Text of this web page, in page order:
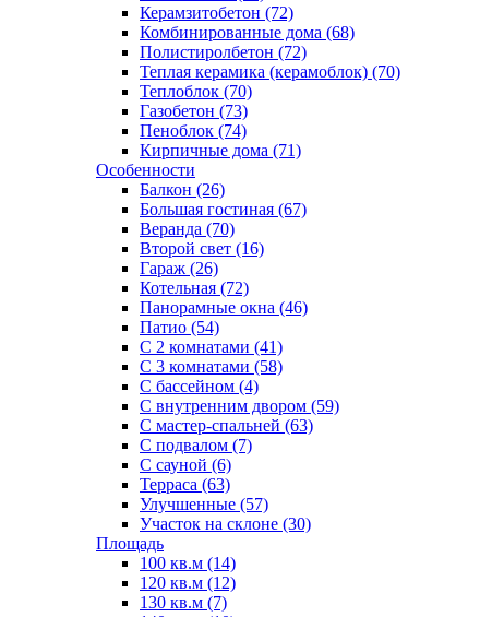
Керамзитобетон (72)
Комбинированные дома (68)
Полистиролбетон (72)
Теплая керамика (керамоблок) (70)
Теплоблок (70)
Газобетон (73)
Пеноблок (74)
Кирпичные дома (71)
Особенности
Балкон (26)
Большая гостиная (67)
Веранда (70)
Второй свет (16)
Гараж (26)
Котельная (72)
Панорамные окна (46)
Патио (54)
С 2 комнатами (41)
С 3 комнатами (58)
С бассейном (4)
С внутренним двором (59)
С мастер-спальней (63)
С подвалом (7)
С сауной (6)
Терраса (63)
Улучшенные (57)
Участок на склоне (30)
Площадь
100 кв.м (14)
120 кв.м (12)
130 кв.м (7)